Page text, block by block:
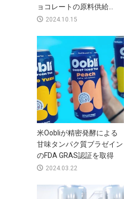
ョコレートの原料供給...
2024.10.15
米Oobliが精密発酵による
甘味タンパク質ブラゼイン
のFDA GRAS認証を取得
2024.03.22